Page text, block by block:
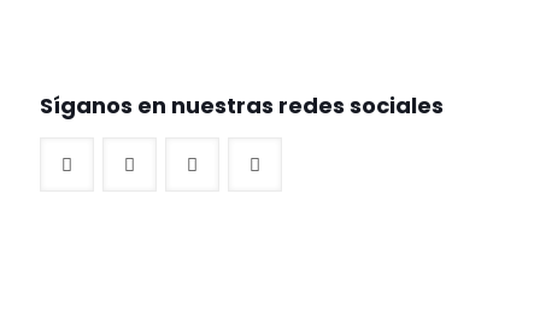
Síganos en nuestras redes sociales